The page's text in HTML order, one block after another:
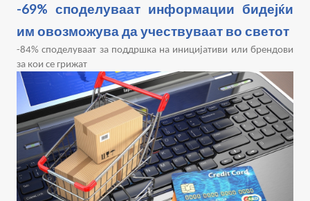
-69% споделуваат информации бидејќи
им овозможува да учествуваат во светот
-84% споделуваат за поддршка на иницијативи или брендови
за кои се грижат